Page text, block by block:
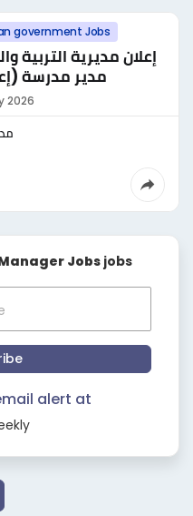
government Jobs
إعلان مديرية التربية
مدير مدرسة
2026
Jobs jobs
alert at